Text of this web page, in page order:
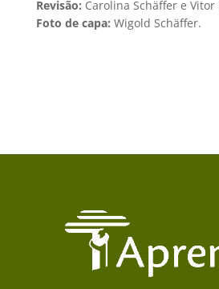
Revisão: Carolina Schäffer e Vitor
Foto de capa: Wigold Schäffer.